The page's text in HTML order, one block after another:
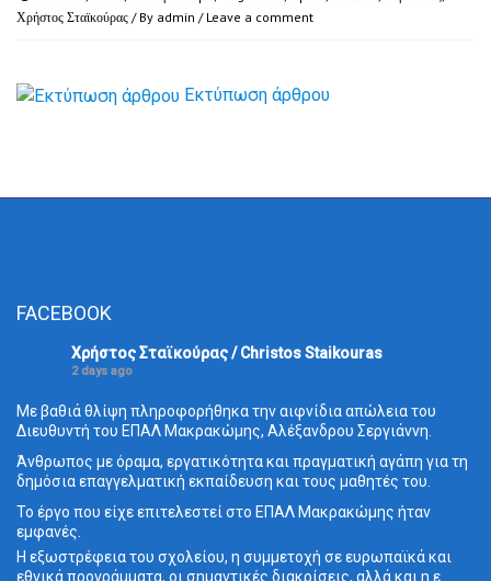
Χρήστος Σταϊκούρας / By admin / Leave a comment
Εκτύπωση άρθρου
FACEBOOK
Χρήστος Σταϊκούρας / Christos Staikouras
2 days ago
Με βαθιά θλίψη πληροφορήθηκα την αιφνίδια απώλεια του
Διευθυντή του ΕΠΑΛ Μακρακώμης, Αλέξανδρου Σεργιάννη.
Άνθρωπος με όραμα, εργατικότητα και πραγματική αγάπη για τη
δημόσια επαγγελματική εκπαίδευση και τους μαθητές του.
Το έργο που είχε επιτελεστεί στο ΕΠΑΛ Μακρακώμης ήταν
εμφανές.
Η εξωστρέφεια του σχολείου, η συμμετοχή σε ευρωπαϊκά και
εθνικά προγράμματα, οι σημαντικές διακρίσεις, αλλά και η ε...